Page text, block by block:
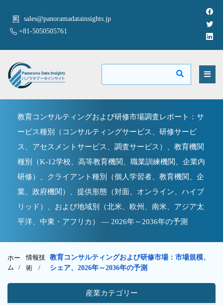
sales@panoramadatainsights.jp
+81-5050505761
教育コンサルティングおよび研修市場調査レポート：サ
ービス種別（コンサルティングサービス、研修サービ
ス、アセスメントサービス、調査サービス）、教育機関
種別（K-12学校、高等教育機関、職業訓練機関、企業内
研修）、クライアント種別（個人学習者、教育機関、企
業、政府機関）、提供形態（対面、オンライン、ハイブ
リッド）、および地域別（北米、欧州、南米、アジア太
平洋、中東・アフリカ） — 2026年～2036年の予測
ホー
ム /
情報技
術/
教育コンサルティングおよび研修市場：市場規模、
シェア、2026年～2036年の予測
産業カテゴリー